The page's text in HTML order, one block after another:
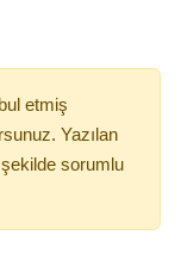
etmiş
Yazılan
sorumlu